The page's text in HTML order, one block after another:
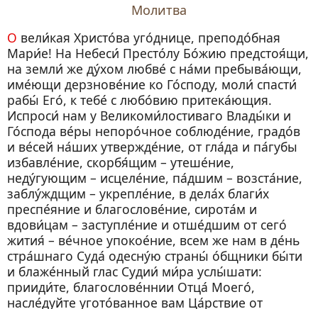
Молитва
О вели́кая Христо́ва уго́днице, преподо́бная
Мари́е! На Небеси́ Престо́лу Бо́жию предстоя́щи,
на земли́ же ду́хом любве́ с на́ми пребыва́ющи,
име́ющи дерзнове́ние ко Го́споду, моли́ спасти́
рабы́ Его́, к тебе́ с любо́вию притека́ющия.
Испроси́ нам у Великоми́лостиваго Влады́ки и
Го́спода ве́ры непоро́чное соблюде́ние, градо́в
и ве́сей на́ших утвержде́ние, от гла́да и па́губы
избавле́ние, скорбя́щим – утеше́ние,
неду́гующим – исцеле́ние, па́дшим – возста́ние,
заблу́ждщим – укрепле́ние, в дела́х благи́х
преспе́яние и благослове́ние, сирота́м и
вдови́цам – заступле́ние и отше́дшим от сего́
жития́ – ве́чное упокое́ние, всем же нам в де́нь
стра́шнаго Суда́ одесну́ю страны́ о́бщники бы́ти
и блаже́нный глас Судии́ ми́ра услы́шати:
прииди́те, благослове́ннии Отца́ Моего́,
насле́дуйте угото́ванное вам Ца́рствие от